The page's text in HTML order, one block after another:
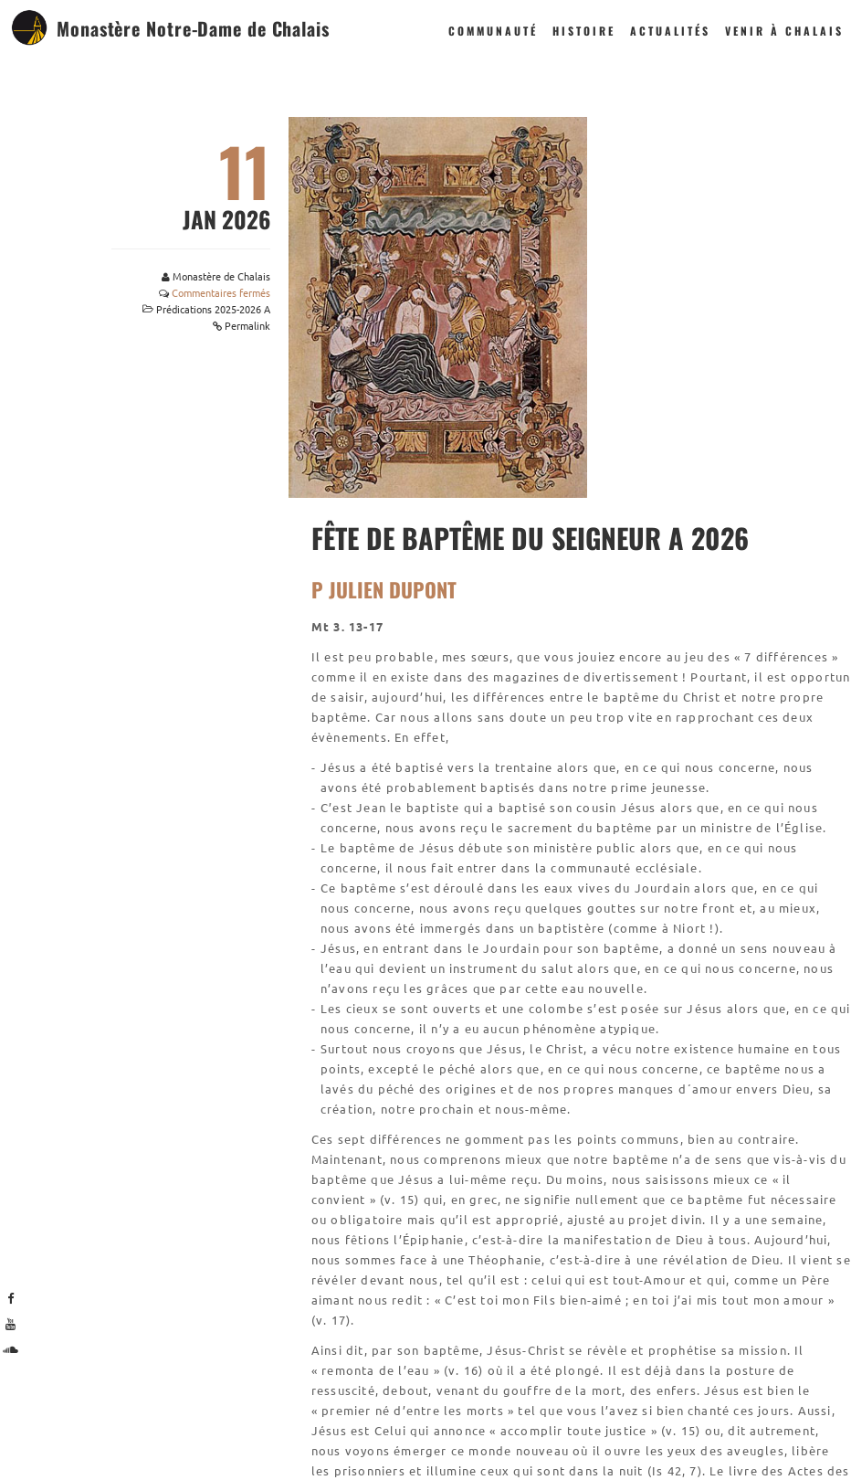
COMMUNAUTÉ HISTOIRE ACTUALITÉS VENIR À CHALAIS
Monastère Notre-Dame de Chalais
11
JAN 2026
Monastère de Chalais
Commentaires fermés
Prédications 2025-2026 A
Permalink
FÊTE DE BAPTÊME DU SEIGNEUR A 2026
P JULIEN DUPONT
Mt 3. 13-17
Il est peu probable, mes sœurs, que vous jouiez encore au jeu des « 7 différences »
comme il en existe dans des magazines de divertissement ! Pourtant, il est opportun
de saisir, aujourd’hui, les différences entre le baptême du Christ et notre propre
baptême. Car nous allons sans doute un peu trop vite en rapprochant ces deux
évènements. En effet,
Jésus a été baptisé vers la trentaine alors que, en ce qui nous concerne, nous
avons été probablement baptisés dans notre prime jeunesse.
C’est Jean le baptiste qui a baptisé son cousin Jésus alors que, en ce qui nous
concerne, nous avons reçu le sacrement du baptême par un ministre de l’Église.
Le baptême de Jésus débute son ministère public alors que, en ce qui nous
concerne, il nous fait entrer dans la communauté ecclésiale.
Ce baptême s’est déroulé dans les eaux vives du Jourdain alors que, en ce qui
nous concerne, nous avons reçu quelques gouttes sur notre front et, au mieux,
nous avons été immergés dans un baptistère (comme à Niort !).
Jésus, en entrant dans le Jourdain pour son baptême, a donné un sens nouveau à
l’eau qui devient un instrument du salut alors que, en ce qui nous concerne, nous
n’avons reçu les grâces que par cette eau nouvelle.
Les cieux se sont ouverts et une colombe s’est posée sur Jésus alors que, en ce qui
nous concerne, il n’y a eu aucun phénomène atypique.
Surtout nous croyons que Jésus, le Christ, a vécu notre existence humaine en tous
points, excepté le péché alors que, en ce qui nous concerne, ce baptême nous a
lavés du péché des origines et de nos propres manques d´amour envers Dieu, sa
création, notre prochain et nous-même.
Ces sept différences ne gomment pas les points communs, bien au contraire.
Maintenant, nous comprenons mieux que notre baptême n’a de sens que vis-à-vis du
baptême que Jésus a lui-même reçu. Du moins, nous saisissons mieux ce « il
convient » (v. 15) qui, en grec, ne signifie nullement que ce baptême fut nécessaire
ou obligatoire mais qu’il est approprié, ajusté au projet divin. Il y a une semaine,
nous fêtions l’Épiphanie, c’est-à-dire la manifestation de Dieu à tous. Aujourd’hui,
nous sommes face à une Théophanie, c’est-à-dire à une révélation de Dieu. Il vient se
révéler devant nous, tel qu’il est : celui qui est tout-Amour et qui, comme un Père
aimant nous redit : « C’est toi mon Fils bien-aimé ; en toi j’ai mis tout mon amour »
(v. 17).
Ainsi dit, par son baptême, Jésus-Christ se révèle et prophétise sa mission. Il
« remonta de l’eau » (v. 16) où il a été plongé. Il est déjà dans la posture de
ressuscité, debout, venant du gouffre de la mort, des enfers. Jésus est bien le
« premier né d’entre les morts » tel que vous l’avez si bien chanté ces jours. Aussi,
Jésus est Celui qui annonce « accomplir toute justice » (v. 15) ou, dit autrement,
nous voyons émerger ce monde nouveau où il ouvre les yeux des aveugles, libère
les prisonniers et illumine ceux qui sont dans la nuit (Is 42, 7). Le livre des Actes des